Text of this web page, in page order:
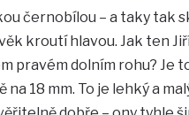
černobílou – a taky tak
kroutí hlavou. Jak ten
pravém dolním rohu? Je
na 18 mm. To je lehký a